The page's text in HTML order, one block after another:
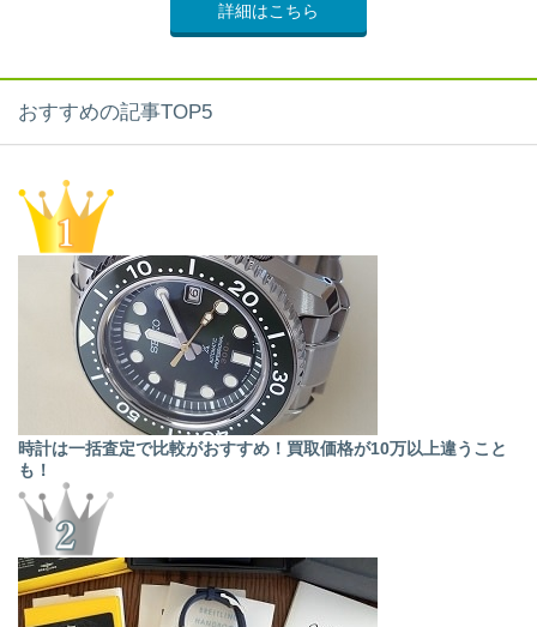
詳細はこちら
おすすめの記事TOP5
時計は一括査定で比較がおすすめ！買取価格が10万以上違うこと
も！